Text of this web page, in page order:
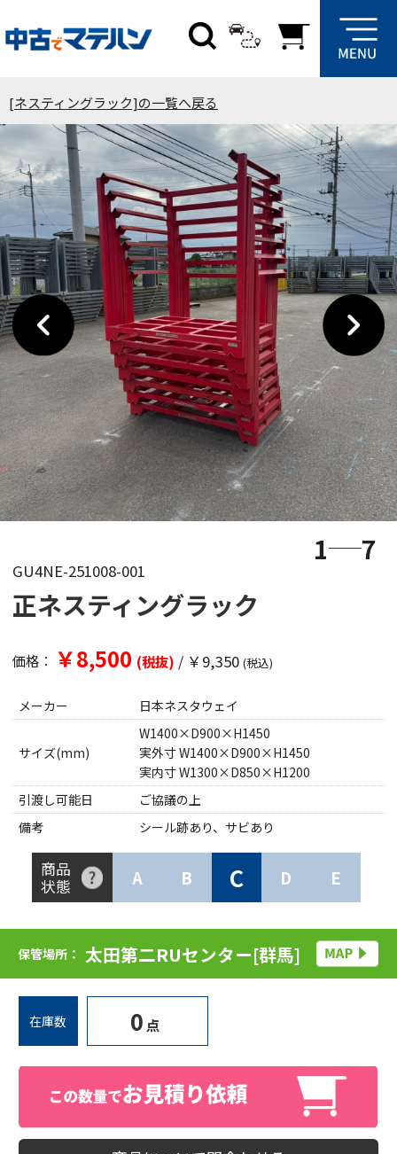
[ネスティングラック]の一覧へ戻る
1 7
GU4NE-251008-001
正ネスティングラック
価格： ￥8,500 (税抜) / ￥9,350 (税込)
メーカー 日本ネスタウェイ
サイズ(mm)
W1400×D900×H1450
実外寸 W1400×D900×H1450
実内寸 W1300×D850×H1200
引渡し可能日
ご協議の上
備考
シール跡あり、サビあり
商品
状態
A B C D E
保管場所： 太田第二RUセンター[群馬]
在庫数 0 点